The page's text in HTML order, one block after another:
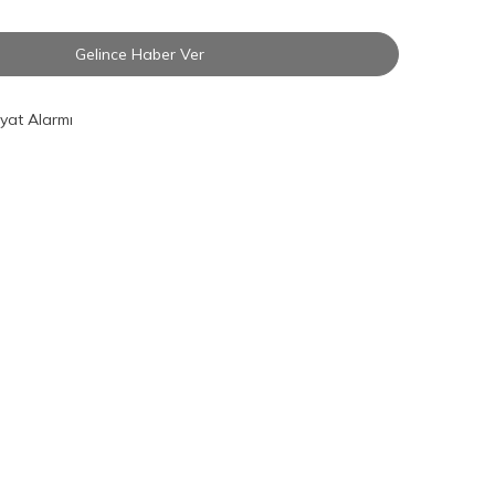
Gelince Haber Ver
Alarmı